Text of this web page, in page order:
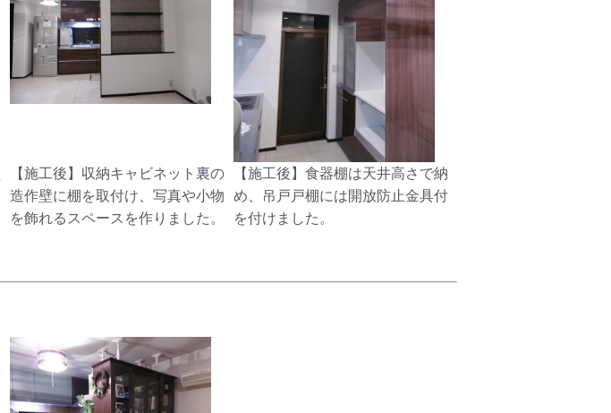
【施工後】収納キャビネット裏の
造作壁に棚を取付け、写真や小物
を飾れるスペースを作りました。
【施工後】食器棚は天井高さで納
め、吊戸戸棚には開放防止金具付
を付けました。